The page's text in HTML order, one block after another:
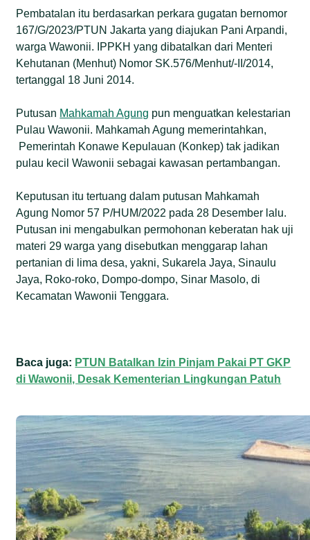
Pembatalan itu berdasarkan perkara gugatan bernomor
167/G/2023/PTUN Jakarta yang diajukan Pani Arpandi,
warga Wawonii. IPPKH yang dibatalkan dari Menteri
Kehutanan (Menhut) Nomor SK.576/Menhut/-II/2014,
tertanggal 18 Juni 2014.
Putusan Mahkamah Agung pun menguatkan kelestarian
Pulau Wawonii. Mahkamah Agung memerintahkan,
Pemerintah Konawe Kepulauan (Konkep) tak jadikan
pulau kecil Wawonii sebagai kawasan pertambangan.
Keputusan itu tertuang dalam putusan Mahkamah
Agung Nomor 57 P/HUM/2022 pada 28 Desember lalu.
Putusan ini mengabulkan permohonan keberatan hak uji
materi 29 warga yang disebutkan menggarap lahan
pertanian di lima desa, yakni, Sukarela Jaya, Sinaulu
Jaya, Roko-roko, Dompo-dompo, Sinar Masolo, di
Kecamatan Wawonii Tenggara.
Baca juga: PTUN Batalkan Izin Pinjam Pakai PT GKP
di Wawonii, Desak Kementerian Lingkungan Patuh